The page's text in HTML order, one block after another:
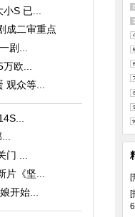
S 已...
成二审重点
剧...
欧...
观众等...
门 ...
《坚...
开始...
[
[